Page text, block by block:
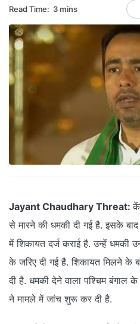
Read Time: 3 mins
Jayant Chaudhary Threat:
से मारने की धमकी दी गई है. इसके
में शिकायत दर्ज कराई है. उन्हें
के जरिए दी गई है. शिकायत मिलने के
दी है. धमकी देने वाला पश्चिम बंगाल के
ने मामले में जांच शुरू कर दी है.